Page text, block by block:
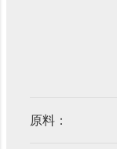
原料：